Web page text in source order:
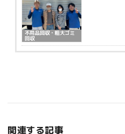
不用品回収・粗大ゴミ
回収
関連する記事